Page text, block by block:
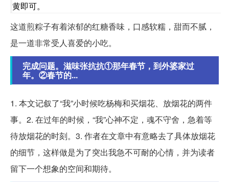
黄即可。
这道煎粽子有着浓郁的红糖香味，口感软糯，甜而不腻，
是一道非常受人喜爱的小吃。
完成问题。滋味张抗抗①那年春节，到外婆家过
年。②春节的...
1. 本文记叙了“我”小时候吃杨梅和买烟花、放烟花的两件
事。2. 在过年的时候，“我”心神不定，魂不守舍，急着等
待放烟花的时刻。3. 作者在文章中有意略去了具体放烟花
的细节，这样做是为了突出我急不可耐的心情，并为读者
留下一个想象的空间和期待。